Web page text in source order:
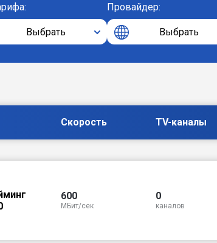
Выбрать
Провайдер:
Выбрать
Скорость TV-каналы
600
МБит/сек
0
каналов